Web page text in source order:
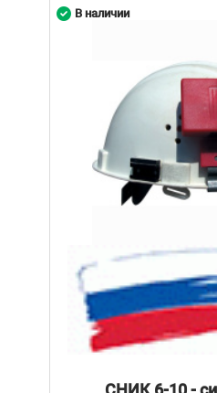
В наличии